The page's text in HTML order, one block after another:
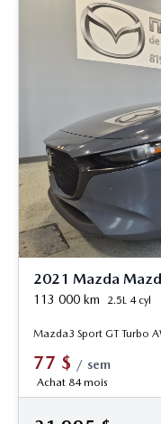
2021 Mazda
113 000 km 2.5L 4 cyl
Mazda3 Sport GT Turbo
77 $ / sem
Achat 84 mois